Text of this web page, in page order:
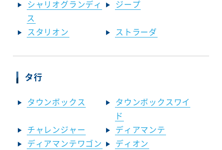
シャリオグランディ
ス
ジープ
スタリオン ストラーダ
タ行
タウンボックス
タウンボックスワイ
ド
チャレンジャー
ディアマンテ
ディアマンテワゴン
ディオン